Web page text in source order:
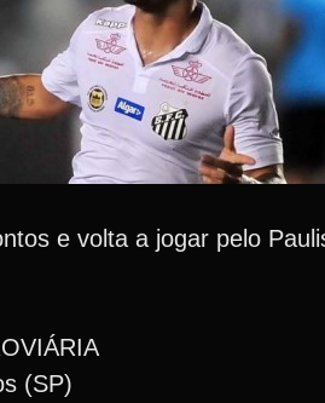
e volta a jogar pelo
(SP)